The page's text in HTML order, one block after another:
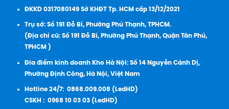
ĐKKD 0317080149 Sở KHĐT Tp. HCM cấp 13/12/2021
Trụ sở: Số 191 Đỗ Bí, Phường Phú Thạnh, TPHCM.
(Địa chỉ cũ: Số 191 Đỗ Bí, Phường Phú Thạnh, Quận Tân Phú,
TPHCM )
Đia điểm kinh doanh Kho Hà Nội: Số 14 Nguyễn Cảnh Dị,
Phường Định Công, Hà Nội, Việt Nam
Hotline 24/7: 0868.009.008 (LedHD)
CSKH : 0968 10 03 03 (LedHD)